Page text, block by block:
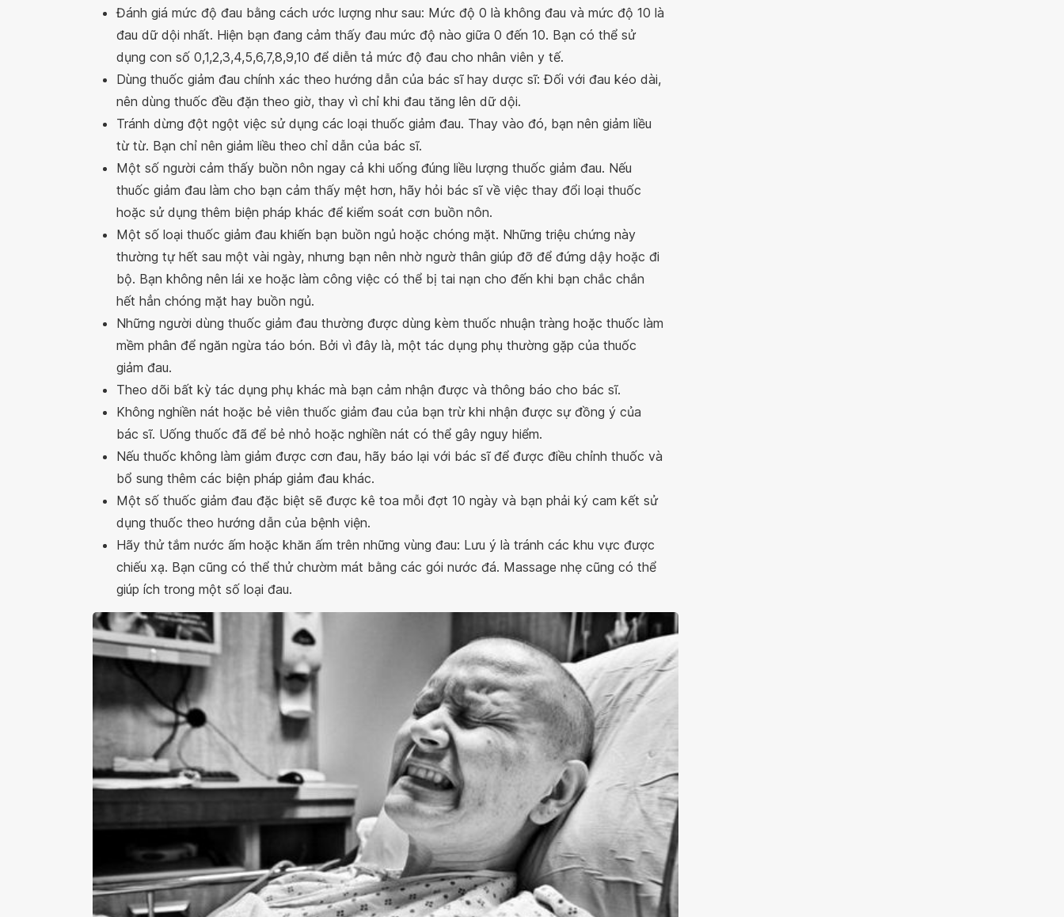
Đánh giá mức độ đau bằng cách ước lượng như sau: Mức độ 0 là không đau và mức độ 10 là
đau dữ dội nhất. Hiện bạn đang cảm thấy đau mức độ nào giữa 0 đến 10. Bạn có thể sử
dụng con số 0,1,2,3,4,5,6,7,8,9,10 để diễn tả mức độ đau cho nhân viên y tế.
Dùng thuốc giảm đau chính xác theo hướng dẫn của bác sĩ hay dược sĩ: Đối với đau kéo dài,
nên dùng thuốc đều đặn theo giờ, thay vì chỉ khi đau tăng lên dữ dội.
Tránh dừng đột ngột việc sử dụng các loại thuốc giảm đau. Thay vào đó, bạn nên giảm liều
từ từ. Bạn chỉ nên giảm liều theo chỉ dẫn của bác sĩ.
Một số người cảm thấy buồn nôn ngay cả khi uống đúng liều lượng thuốc giảm đau. Nếu
thuốc giảm đau làm cho bạn cảm thấy mệt hơn, hãy hỏi bác sĩ về việc thay đổi loại thuốc
hoặc sử dụng thêm biện pháp khác để kiểm soát cơn buồn nôn.
Một số loại thuốc giảm đau khiến bạn buồn ngủ hoặc chóng mặt. Những triệu chứng này
thường tự hết sau một vài ngày, nhưng bạn nên nhờ ngườ thân giúp đỡ để đứng dậy hoặc đi
bộ. Bạn không nên lái xe hoặc làm công việc có thể bị tai nạn cho đến khi bạn chắc chắn
hết hẳn chóng mặt hay buồn ngủ.
Những người dùng thuốc giảm đau thường được dùng kèm thuốc nhuận tràng hoặc thuốc làm
mềm phân để ngăn ngừa táo bón. Bởi vì đây là, một tác dụng phụ thường gặp của thuốc
giảm đau.
Theo dõi bất kỳ tác dụng phụ khác mà bạn cảm nhận được và thông báo cho bác sĩ.
Không nghiền nát hoặc bẻ viên thuốc giảm đau của bạn trừ khi nhận được sự đồng ý của
bác sĩ. Uống thuốc đã để bẻ nhỏ hoặc nghiền nát có thể gây nguy hiểm.
Nếu thuốc không làm giảm được cơn đau, hãy báo lại với bác sĩ để được điều chỉnh thuốc và
bổ sung thêm các biện pháp giảm đau khác.
Một số thuốc giảm đau đặc biệt sẽ được kê toa mỗi đợt 10 ngày và bạn phải ký cam kết sử
dụng thuốc theo hướng dẫn của bệnh viện.
Hãy thử tắm nước ấm hoặc khăn ấm trên những vùng đau: Lưu ý là tránh các khu vực được
chiếu xạ. Bạn cũng có thể thử chườm mát bằng các gói nước đá. Massage nhẹ cũng có thể
giúp ích trong một số loại đau.